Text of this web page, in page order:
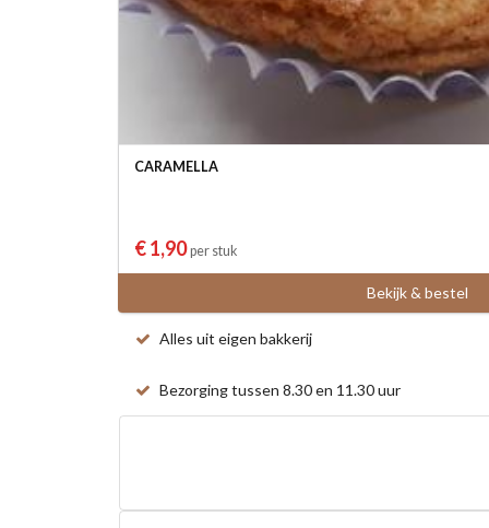
CARAMELLA
€ 1,90per stuk
Bekijk & bestel
Alles uit eigen bakkerij
Bezorging tussen 8.30 en 11.30 uur